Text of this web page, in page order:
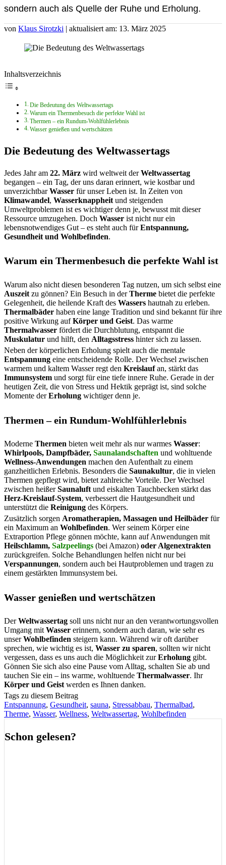
sondern auch als Quelle der Ruhe und Erholung.
von Klaus Sirotzki | aktualisiert am: 13. März 2025
Inhaltsverzeichnis
Die Bedeutung des Weltwassertags
Warum ein Thermenbesuch die perfekte Wahl ist
Thermen – ein Rundum-Wohlfühlerlebnis
Wasser genießen und wertschätzen
Die Bedeutung des Weltwassertags
Jedes Jahr am 22. März wird weltweit derWeltwassertag
begangen – ein Tag, der uns daran erinnert, wie kostbar und
unverzichtbarWasser für unser Leben ist. In Zeiten von
Klimawandel, Wasserknappheit und steigenden
Umweltproblemen ist es wichtiger denn je, bewusst mit dieser
Ressource umzugehen. Doch Wasser ist nicht nur ein
lebensnotwendiges Gut – es steht auch fürEntspannung,
Gesundheit und Wohlbefinden.
Warum ein Thermenbesuch die perfekte Wahl ist
Warum also nicht diesen besonderen Tag nutzen, um sich selbst eine
Auszeit zu gönnen? Ein Besuch in derTherme bietet die perfekte
Gelegenheit, die heilende Kraft des Wassers hautnah zu erleben.
Thermalbäder haben eine lange Tradition und sind bekannt für ihre
positive Wirkung aufKörper und Geist. Das warme
Thermalwasser fördert die Durchblutung, entspannt die
Muskulatur und hilft, den Alltagsstress hinter sich zu lassen.
Neben der körperlichen Erholung spielt auch die mentale
Entspannung eine entscheidende Rolle. Der Wechsel zwischen
warmem und kaltem Wasser regt den Kreislaufan, stärkt das
Immunsystem und sorgt für eine tiefe innere Ruhe. Gerade in der
heutigen Zeit, die von Stress und Hektik geprägt ist, sind solche
Momente derErholung wichtiger denn je.
Thermen – ein Rundum-Wohlfühlerlebnis
Moderne Thermen bieten weit mehr als nur warmes Wasser:
Whirlpools, Dampfbäder, Saunalandschaften und wohltuende
Wellness-Anwendungen machen den Aufenthalt zu einem
ganzheitlichen Erlebnis. Besonders die Saunakultur, die in vielen
Thermen gepflegt wird, bietet zahlreiche Vorteile. Der Wechsel
zwischen heißerSaunaluft und eiskalten Tauchbecken stärkt das
Herz-Kreislauf-System, verbessert die Hautgesundheit und
unterstützt die Reinigung des Körpers.
Zusätzlich sorgen Aromatherapien, Massagen und Heilbäder für
ein Maximum an Wohlbefinden. Wer seinem Körper eine
Extraportion Pflege gönnen möchte, kann auf Anwendungen mit
Heilschlamm, Salzpeelings (bei Amazon) oder Algenextrakten
zurückgreifen. Solche Behandlungen helfen nicht nur bei
Verspannungen, sondern auch bei Hautproblemen und tragen zu
einem gestärkten Immunsystem bei.
Wasser genießen und wertschätzen
DerWeltwassertag soll uns nicht nur an den verantwortungsvollen
Umgang mit Wasser erinnern, sondern auch daran, wie sehr es
unserWohlbefinden steigern kann. Während wir oft darüber
sprechen, wie wichtig es ist, Wasser zu sparen, sollten wir nicht
vergessen, dass es uns auch die Möglichkeit zurErholung gibt.
Gönnen Sie sich also eine Pause vom Alltag, schalten Sie ab und
tauchen Sie ein – ins warme, wohltuende Thermalwasser. Ihr
Körper und Geist werden es Ihnen danken.
Tags zu diesem Beitrag
Entspannung, Gesundheit, sauna, Stressabbau, Thermalbad,
Therme, Wasser, Wellness, Weltwassertag, Wohlbefinden
Schon gelesen?